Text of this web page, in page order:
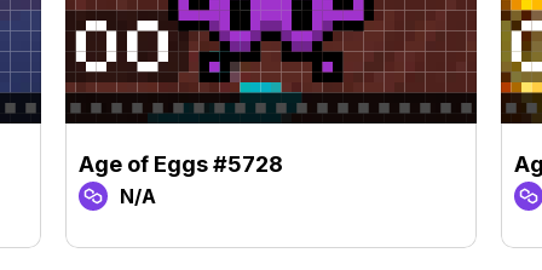
Age of Eggs #5728
N/A